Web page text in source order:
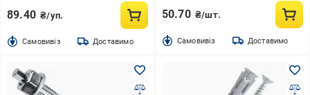
89.40 ₴/уп.
Cамовивіз Доставимо
50.70 ₴/шт.
Cамовивіз Доставимо